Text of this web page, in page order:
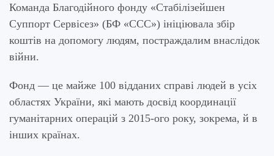
Команда Благодійного фонду «Стабілізейшен
Суппорт Сервісез» (БФ «ССС») ініціювала збір
коштів на допомогу людям, постраждалим внаслідок
війни.
Фонд — це майже 100 відданих справі людей в усіх
областях України, які мають досвід координації
гуманітарних операцій з 2015-ого року, зокрема, й в
інших країнах.